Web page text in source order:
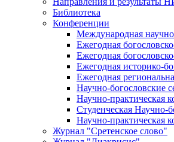
Библиотека
Конференции
Международная
Ежегодная
Ежегодная
Ежегодная историко-
Ежегодная
Научно-богословские
Научно-практическая
Студенческая Научно-
Научно-практическая
Журнал "Сретенское слово"